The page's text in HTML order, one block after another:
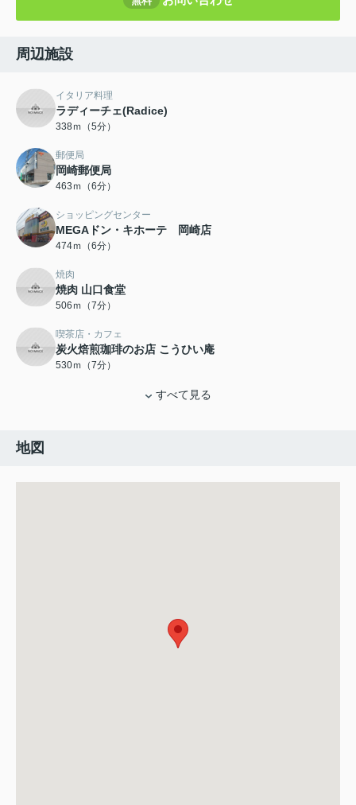
周辺施設
イタリア料理
ラディーチェ(Radice)
338ｍ（5分）
郵便局
岡崎郵便局
463ｍ（6分）
ショッピングセンター
MEGAドン・キホーテ 岡崎店
474ｍ（6分）
焼肉
焼肉 山口食堂
506ｍ（7分）
喫茶店・カフェ
炭火焙煎珈琲のお店 こうひい庵
530ｍ（7分）
すべて見る
地図